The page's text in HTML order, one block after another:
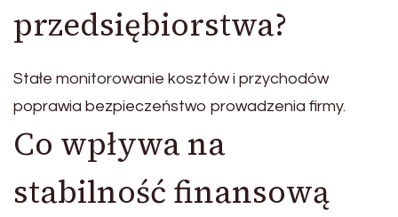
przedsiębiorstwa?
Stałe monitorowanie kosztów i przychodów
poprawia bezpieczeństwo prowadzenia firmy.
Co wpływa na
stabilność finansową